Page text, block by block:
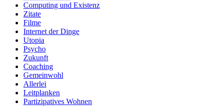
Computing und Existenz
Zitate
Filme
Internet der Dinge
Utopia
Psycho
Zukunft
Coaching
Gemeinwohl
Allerlei
Leitplanken
Partizipatives Wohnen